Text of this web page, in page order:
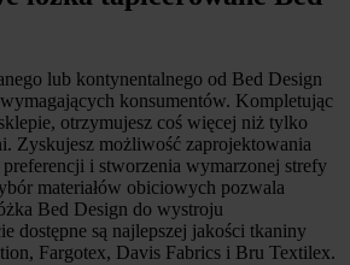
lub kontynentalnego od Bed Design
konsumentów. Kompletując
otrzymujesz coś więcej niż tylko
Zyskujesz możliwość zaprojektowania
preferencji i stworzenia wymarzonej strefy
materiałów obiciowych pozwala
Bed Design do wystroju
dostępne są najlepszej jakości tkaniny
Fargotex, Davis Fabrics i Bru Textilex.